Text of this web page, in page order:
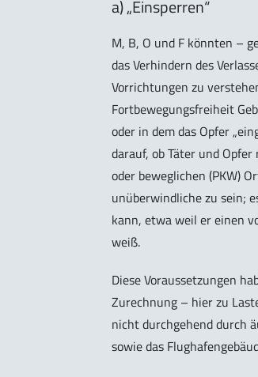
a) „Einsperren“
M, B, O und F könnten –
das Verhindern des
Vorrichtungen zu
Fortbewegungsfreiheit
oder in dem das Opfer
darauf, ob Täter und
oder beweglichen (PKW)
unüberwindliche zu sein;
kann, etwa weil er einen
weiß.
Diese Voraussetzungen
Zurechnung – hier zu
nicht durchgehend durch
sowie das